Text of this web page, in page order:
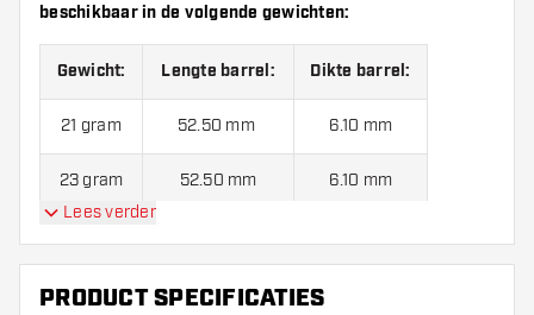
beschikbaar in de volgende gewichten:
Gewicht: Lengte barrel: Dikte barrel:
21 gram 52.50 mm 6.10 mm
23 gram 52.50 mm 6.10 mm
De Dynasty A-Flow Michael Unterbuchner - Michi 90%
wordt standaard geleverd met:A-Flow Flights en Laro
Shafts.
Lees verder
PRODUCT SPECIFICATIES